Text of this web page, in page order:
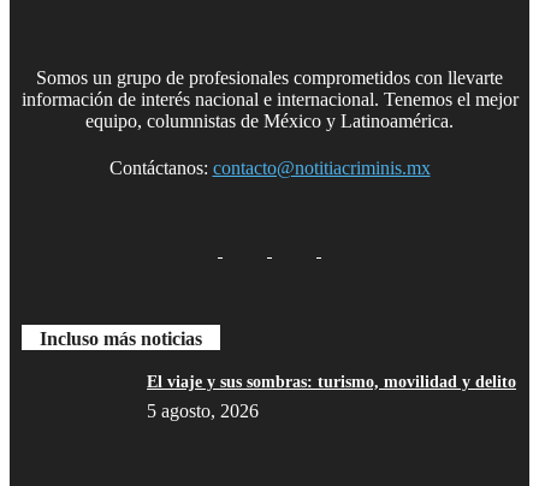
Somos un grupo de profesionales comprometidos con llevarte
información de interés nacional e internacional. Tenemos el mejor
equipo, columnistas de México y Latinoamérica.
Contáctanos: contacto@notitiacriminis.mx
Incluso más noticias
El viaje y sus sombras: turismo, movilidad y delito
5 agosto, 2026